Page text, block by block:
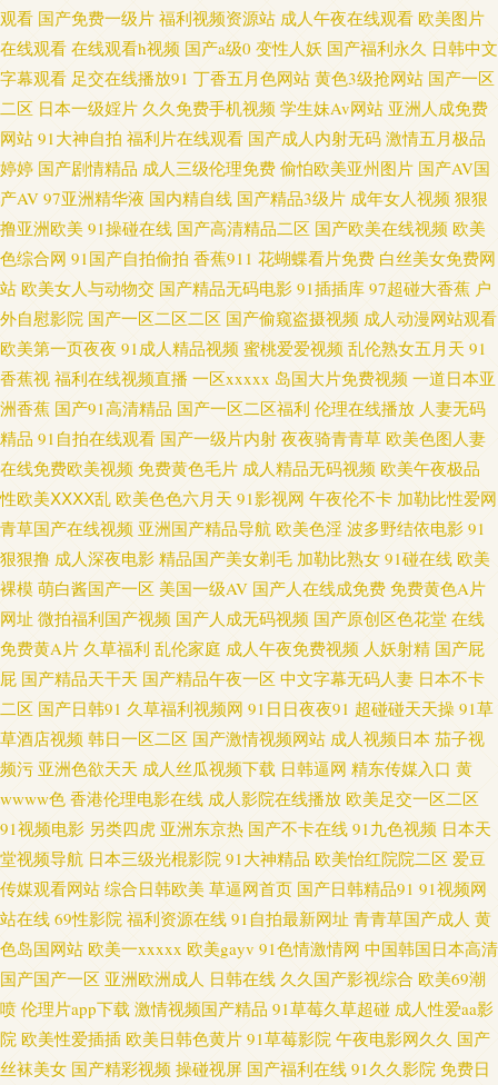
欧美 尤物导航 成人在哪看片 久草首页国产 日韩女优无码a 伊人伊人网 操美
女福利导航 加勒比91在线 人人艹超碰在线 亚洲春色另类 操逼资源网 超碰97
中文 Av91自拍 福利视频导航网站 色网天天视频 成人Av色情 久久97影院 久
草资源站AV 日本黄色 97日韩 影音先锋欧美 成人美女免费黄色 久久午夜无码
干 欧美精品午夜 色午月视频 最新91在线视频 91在线综合观看 超碰思思热 浮
力操操比 国产精品爽爽网站 激情综合97 麻豆视频在线 日韩AV电影色图 瑟瑟
视屏 91碰在线视频 欧美色噜噜网 日日骚AV网站 亚洲成人免费电影 91看频
超碰成人人爽 国产86精选 韩国a爽v 久草國產視頻 欧美人Z0Z0 亚洲福利网 51
视频在线观看 97手机福利视频 豆花视频91在线 精品日韩一 欧美中文伦理片
天堂aV 宅男宅女AV在线 99草草草 成人性交影片 黄色A级做爱影视 日本
片影院 国产性交A片 老司机网页版 人妻第八页 婷婷丁香导航 91白丝网址 AV
午夜AV 超碰人人91 国产91丝袜 久草成人 免费观看91网站 午夜AV性 91va在
线视频 99有免费精品 国产成人自拍网 日美肏屄视频 亚洲性爱欧美 97亚州色
图 超碰国产在线 国产交配日韩 蜜桃视频黄 日韩艹比 五月婷婷色导航 中文字
幕熟女青草 传媒精品 精东余丽在线 另类激情综合 青青影院学生妹 丝袜美腿
自慰 香蕉午夜影院 国产重口ts在线 久久综合久久 欧美性爱直播 日韩成网 在
线不卡AⅤ 97激情97激情 国产激情一区 九九在线资源网站 人妖网站上 五月
天色导航 91的美女视频 AV韩日 国产96在线 精品伊人大香蕉 日韩理伦中文字
观看 国产免费一级片 福利视频资源站 成人午夜在线观看 欧美图片
在线观看 在线观看h视频 国产a级0 变性人妖 国产福利永久 日韩中文
字幕观看 足交在线播放91 丁香五月色网站 黄色3级抢网站 国产一区
二区 日本一级婬片 久久免费手机视频 学生妹Av网站 亚洲人成免费
网站 91大神自拍 福利片在线观看 国产成人内射无码 激情五月极品
婷婷 国产剧情精品 成人三级伦理免费 偷怕欧美亚州图片 国产AV国
产AV 97亚洲精华液 国内精自线 国产精品3级片 成年女人视频 狠狠
撸亚洲欧美 91操碰在线 国产高清精品二区 国产欧美在线视频 欧美
色综合网 91国产自拍偷拍 香蕉911 花蝴蝶看片免费 白丝美女免费网
站 欧美女人与动物交 国产精品无码电影 91插插库 97超碰大香蕉 户
外自慰影院 国产一区二区二区 国产偷窥盗摄视频 成人动漫网站观看
欧美第一页夜夜 91成人精品视频 蜜桃爱爱视频 乱伦熟女五月天 91
香蕉视 福利在线视频直播 一区xxxxx 岛国大片免费视频 一道日本亚
洲香蕉 国产91高清精品 国产一区二区福利 伦理在线播放 人妻无码
精品 91自拍在线观看 国产一级片内射 夜夜骑青青草 欧美色图人妻
在线免费欧美视频 免费黄色毛片 成人精品无码视频 欧美午夜极品
性欧美ⅩⅩⅩⅩ乱 欧美色色六月天 91影视网 午夜伦不卡 加勒比性爱网
青草国产在线视频 亚洲国产精品导航 欧美色淫 波多野结依电影 91
狠狠撸 成人深夜电影 精品国产美女剃毛 加勒比熟女 91碰在线 欧美
裸模 萌白酱国产一区 美国一级AV 国产人在线成免费 免费黄色A片
网址 微拍福利国产视频 国产人成无码视频 国产原创区色花堂 在线
免费黄A片 久草福利 乱伦家庭 成人午夜免费视频 人妖射精 国产屁
屁 国产精品天干天 国产精品午夜一区 中文字幕无码人妻 日本不卡
二区 国产日韩91 久草福利视频网 91日日夜夜91 超碰碰天天操 91草
草酒店视频 韩日一区二区 国产激情视频网站 成人视频日本 茄子视
频污 亚洲色欲天天 成人丝瓜视频下载 日韩逼网 精东传媒入口 黄
wwww色 香港伦理电影在线 成人影院在线播放 欧美足交一区二区
91视频电影 另类四虎 亚洲东京热 国产不卡在线 91九色视频 日本天
堂视频导航 日本三级光棍影院 91大神精品 欧美怡红院院二区 爱豆
传媒观看网站 综合日韩欧美 草逼网首页 国产日韩精品91 91视频网
站在线 69性影院 福利资源在线 91自拍最新网址 青青草国产成人 黄
色岛国网站 欧美一xxxxx 欧美gayv 91色情激情网 中国韩国日本高清
国产国产一区 亚洲欧洲成人 日韩在线 久久国产影视综合 欧美69潮
喷 伦理片app下载 激情视频国产精品 91草莓久草超碰 成人性爱aa影
院 欧美性爱插插 欧美日韩色黄片 91草莓影院 午夜电影网久久 国产
丝袜美女 国产精彩视频 操碰视屏 国产福利在线 91久久影院 免费日